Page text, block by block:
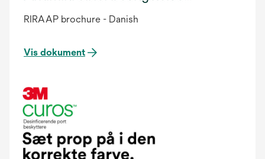
Extraluminal
RIRAAP brochure - Danish
Vis dokument